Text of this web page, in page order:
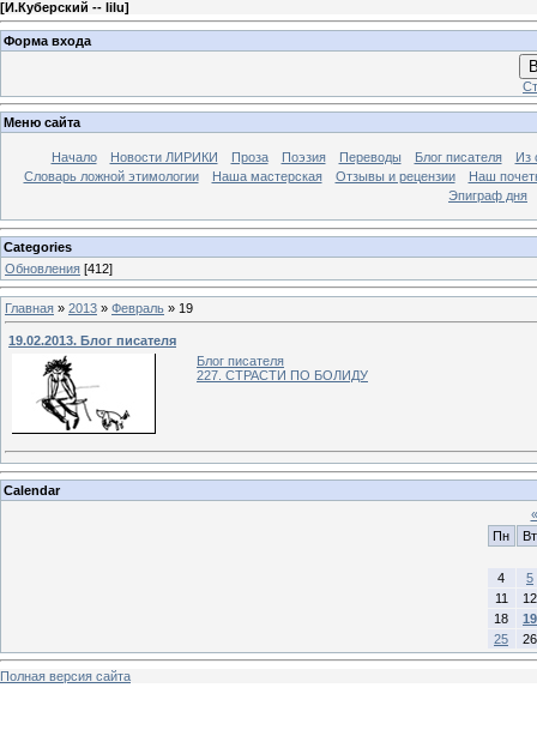
[И.Куберский -- lilu]
Форма входа
Меню сайта
Начало Новости ЛИРИКИ Проза Поэзия Переводы Блог писателя
Из
Словарь ложной этимологии
Наша мастерская Отзывы и рецензии
Наш
Эпиграф дня
Categories
Обновления [412]
Главная » 2013 » Февраль » 19
19.02.2013. Блог писателя
Блог писателя
227. СТРАСТИ ПО БОЛИДУ
Calendar
«
Пн
Вт
4
5
11
12
18
19
25
26
Полная версия сайта